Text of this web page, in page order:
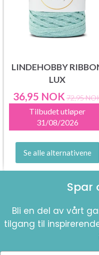
LINDEHOBBY
LUX
36,95 NOK 72,95
Tilbudet utløper
31/08/2026
Se alle alternativene
Spar
Bli en del av vårt
tilgang til